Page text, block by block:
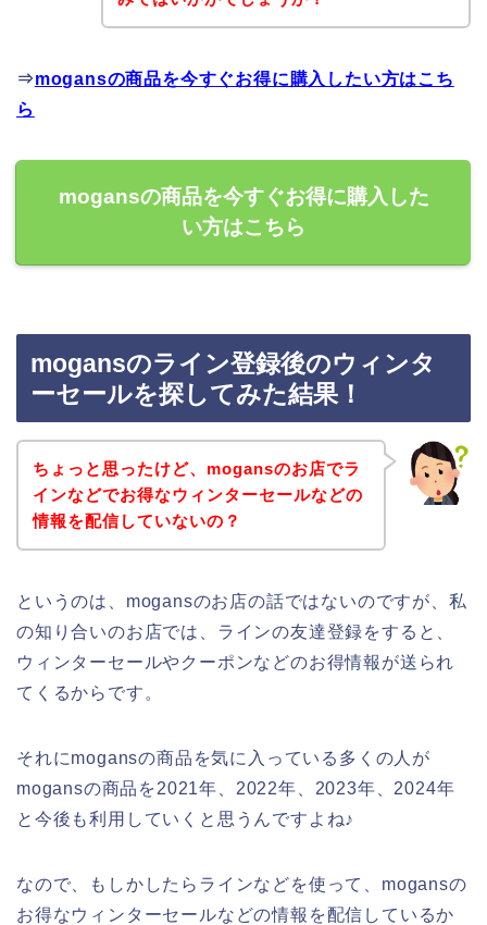
⇒mogansの商品を今すぐお得に購入したい方はこち
ら
mogansの商品を今すぐお得に購入した
い方はこちら
mogansのライン登録後のウィンタ
ーセールを探してみた結果！
ちょっと思ったけど、mogansのお店でラ
インなどでお得なウィンターセールなどの
情報を配信していないの？
というのは、mogansのお店の話ではないのですが、私
の知り合いのお店では、ラインの友達登録をすると、
ウィンターセールやクーポンなどのお得情報が送られ
てくるからです。
それにmogansの商品を気に入っている多くの人が
mogansの商品を2021年、2022年、2023年、2024年
と今後も利用していくと思うんですよね♪
なので、もしかしたらラインなどを使って、mogansの
お得なウィンターセールなどの情報を配信しているか